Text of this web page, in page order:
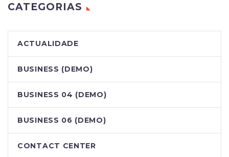
CATEGORIAS
ACTUALIDADE
BUSINESS (DEMO)
BUSINESS 04 (DEMO)
BUSINESS 06 (DEMO)
CONTACT CENTER